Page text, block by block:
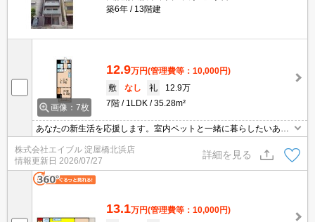
築6年
13階建
画像：7枚
12.9万円(管理費等：10,000円)
敷
なし 礼
12.9万
7階
1LDK 35.28m²
あなたの新生活を応援します。室内ペットと一緒に暮らしたいあな
たへ。退去時清掃費27,500円。
株式会社エイブル 淀屋橋北浜店
情報更新日 2026/07/27
詳細を見る
13.1万円(管理費等：10,000円)